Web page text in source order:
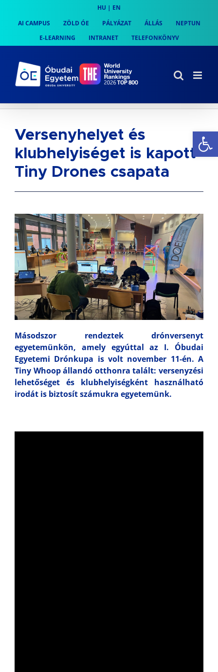
content
HU | EN
AI CAMPUS
ZÖLD ÓE PÁLYÁZAT ÁLLÁS
NEPTUN
E-LEARNING
INTRANET TELEFONKÖNYV
Versenyhelyet és
klubhelyiséget is kapott
Tiny Drones csapata
Másodszor rendeztek drónversenyt
egyetemünkön, amely egyúttal az I. Óbudai
Egyetemi Drónkupa is volt november 11-én. A
Tiny Whoop állandó otthonra talált: versenyzési
lehetőséget és klubhelyiségként használható
irodát is biztosít számukra egyetemünk.